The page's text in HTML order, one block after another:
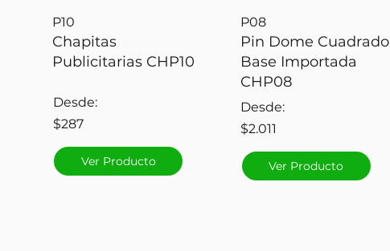
P10
Chapitas
Publicitarias CHP10
Desde:
$287
Ver Producto
P08
Pin Dome Cuadrado
Base Importada
CHP08
Desde:
$2.011
Ver Producto